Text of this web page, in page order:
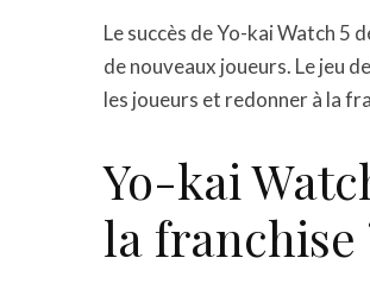
Le succès de Yo-kai Watch 5
de nouveaux joueurs. Le jeu
les joueurs et redonner à la
Yo-kai
la franchise